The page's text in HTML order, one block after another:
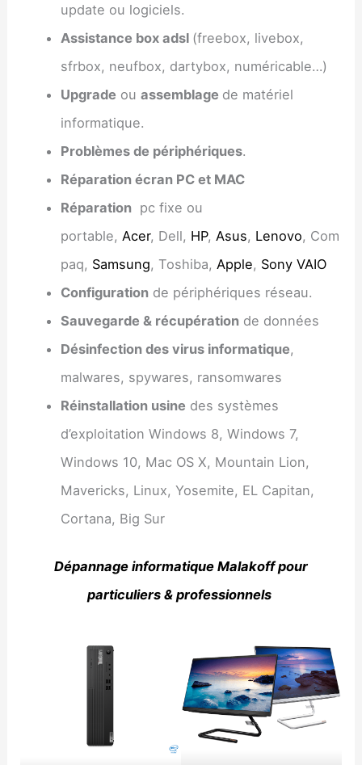
update ou logiciels.
Assistance box adsl (freebox, livebox,
sfrbox, neufbox, dartybox, numéricable…)
Upgrade ou assemblage de matériel
informatique.
Problèmes de périphériques.
Réparation écran PC et MAC
Réparationpc fixe ou
portable, Acer, Dell, HP, Asus, Lenovo, Com
paq, Samsung, Toshiba, Apple, Sony VAIO
Configurationde périphériques réseau.
Sauvegarde & récupérationde données
Désinfection des virus informatique,
malwares, spywares, ransomwares
Réinstallation usine des systèmes
d’exploitation Windows 8, Windows 7,
Windows 10, Mac OS X, Mountain Lion,
Mavericks, Linux, Yosemite, EL Capitan,
Cortana, Big Sur
Dépannage informatique Malakoff pour
particuliers & professionnels